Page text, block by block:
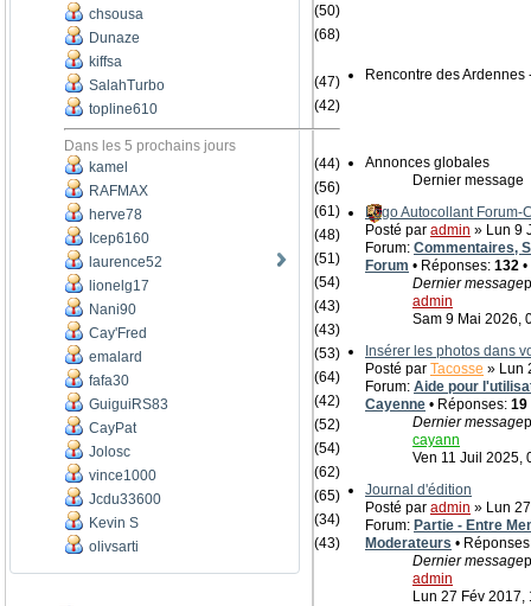
chsousa
(50)
Dunaze
(68)
kiffsa
SalahTurbo
(47)
topline610
(42)
Dans les 5 prochains jours
kamel
(44)
RAFMAX
(56)
herve78
(61)
Icep6160
(48)
laurence52
(51)
lionelg17
(54)
Nani90
(43)
Cay'Fred
(43)
emalard
(53)
fafa30
(64)
GuiguiRS83
(42)
CayPat
(52)
Jolosc
(54)
vince1000
(62)
Jcdu33600
(65)
Kevin S
(34)
olivsarti
(43)
Rencontre des
Annonces globales
Dernier message
Logo Autocollant Forum-
Posté par admin » Lun 9
Forum: Commentaires,
Forum • Réponses: 132
Dernier message
admin
Sam 9 Mai 2026,
Insérer les photos dans
Posté par Tacosse » Lun
Forum: Aide pour
Cayenne • Réponses: 19
Dernier message
cayann
Ven 11 Juil 2025,
Journal d'édition
Posté par admin » Lun
Forum: Partie - Entre
Moderateurs •
Dernier message
admin
Lun 27 Fév 2017,